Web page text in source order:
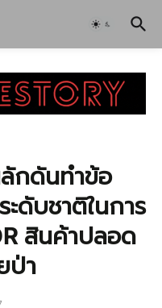
ลักดันทำข้อ
ดับชาติในการ
สินค้าปลอด
ป่า